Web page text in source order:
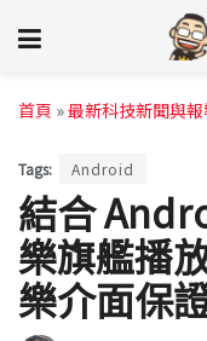
首頁 »最新科技新聞與
Tags: Android
結合
樂旗艦播
樂介面保